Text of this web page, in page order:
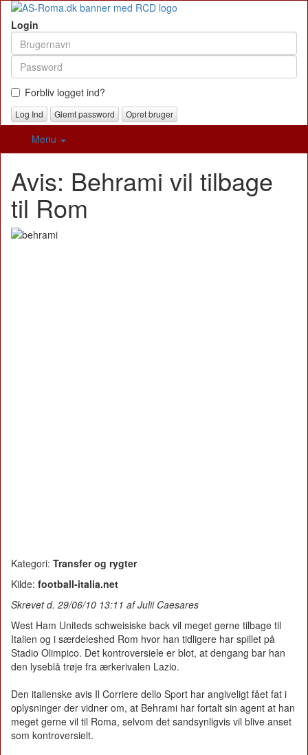
Login
Forbliv logget ind?
Glemt password Opret bruger
Menu
Avis: Behrami vil tilbage
til Rom
Kategori: Transfer og rygter
Kilde: football-italia.net
Skrevet d. 29/06/10 13:11 af Julii Caesares
West Ham Uniteds schweisiske back vil meget gerne tilbage til
Italien og i særdeleshed Rom hvor han tidligere har spillet på
Stadio Olimpico. Det kontroversiele er blot, at dengang bar han
den lyseblå trøje fra ærkerivalen Lazio.
Den italienske avis Il Corriere dello Sport har angiveligt fået fat i
oplysninger der vidner om, at Behrami har fortalt sin agent at han
meget gerne vil til Roma, selvom det sandsynligvis vil blive anset
som kontroversielt.